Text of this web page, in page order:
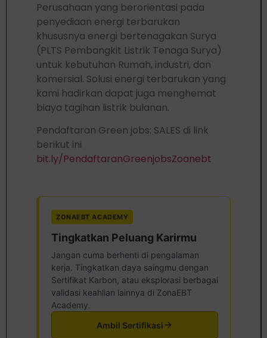
Perusahaan yang berorientasi pada
penyediaan energi terbarukan
khususnya energi bertenagakan Surya
(PLTS Pembangkit Listrik Tenaga Surya)
untuk kebutuhan Rumah, industri, dan
komersial. Solusi energi terbarukan yang
kami hadirkan dapat juga menghemat
biaya tagihan listrik bulanan.
Pendaftaran Green jobs: SALES di link
berikut ini
bit.ly/PendaftaranGreenjobsZoanebt
ZONAEBT ACADEMY
Tingkatkan Peluang Karirmu
Jangan cuma berhenti di pengalaman
kerja. Tingkatkan daya saingmu dengan
Sertifikat Karbon, atau eksplorasi berbagai
validasi keahlian lainnya di ZonaEBT
Academy.
Ambil Sertifikasi